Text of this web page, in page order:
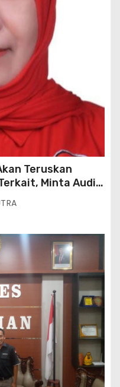
Teruskan
Minta Audit
Di Desa Budi